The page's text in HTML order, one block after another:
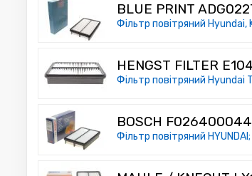
BLUE PRINT
Фільтр повітряний
HENGST FILTER
Фільтр повітряний
BOSCH F026400044
Фільтр повітряний